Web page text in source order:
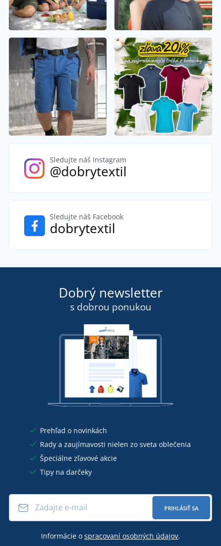
Sledujte náš Instagram
@dobrytextil
Sledujte náš Facebook
dobrytextil
Dobrý newsletter
s dobrou ponukou
Prehľad o novinkách
Rady a zaujímavosti nielen zo sveta oblečenia
Špeciálne zľavové akcie
Tipy na darčeky
PRIHLÁSIŤ SA
Informácie o spracovaní osobných údajov.